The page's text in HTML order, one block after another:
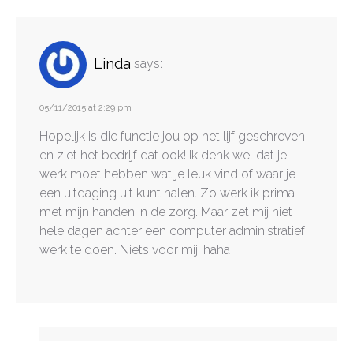
Linda says:
05/11/2015 at 2:29 pm
Hopelijk is die functie jou op het lijf geschreven
en ziet het bedrijf dat ook! Ik denk wel dat je
werk moet hebben wat je leuk vind of waar je
een uitdaging uit kunt halen. Zo werk ik prima
met mijn handen in de zorg. Maar zet mij niet
hele dagen achter een computer administratief
werk te doen. Niets voor mij! haha